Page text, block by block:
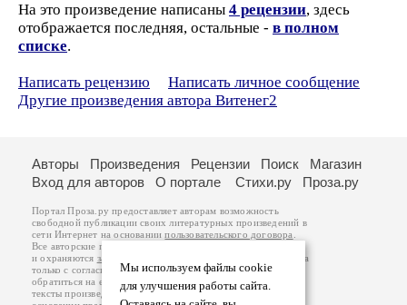
На это произведение написаны 4 рецензии, здесь
отображается последняя, остальные - в полном
списке.
Написать рецензию
Написать личное сообщение
Другие произведения автора Витенег2
Мы используем файлы cookie
для улучшения работы сайта.
Авторы Произведения Рецензии Поиск
Магазин
Вход для авторов
О портале Стихи.ру Проза.ру
Портал Проза.ру предоставляет авторам возможность
свободной публикации своих литературных произведений в
сети Интернет на основаниипользовательского договора
Все авторские права на произведения принадлежат авторам
и охраняются законом
. Перепечатка произведений возможна
только с согласия его автора, к которому вы можете
обратиться на его авторской странице. Ответственность за
тексты произведений авторы несут самостоятельно на